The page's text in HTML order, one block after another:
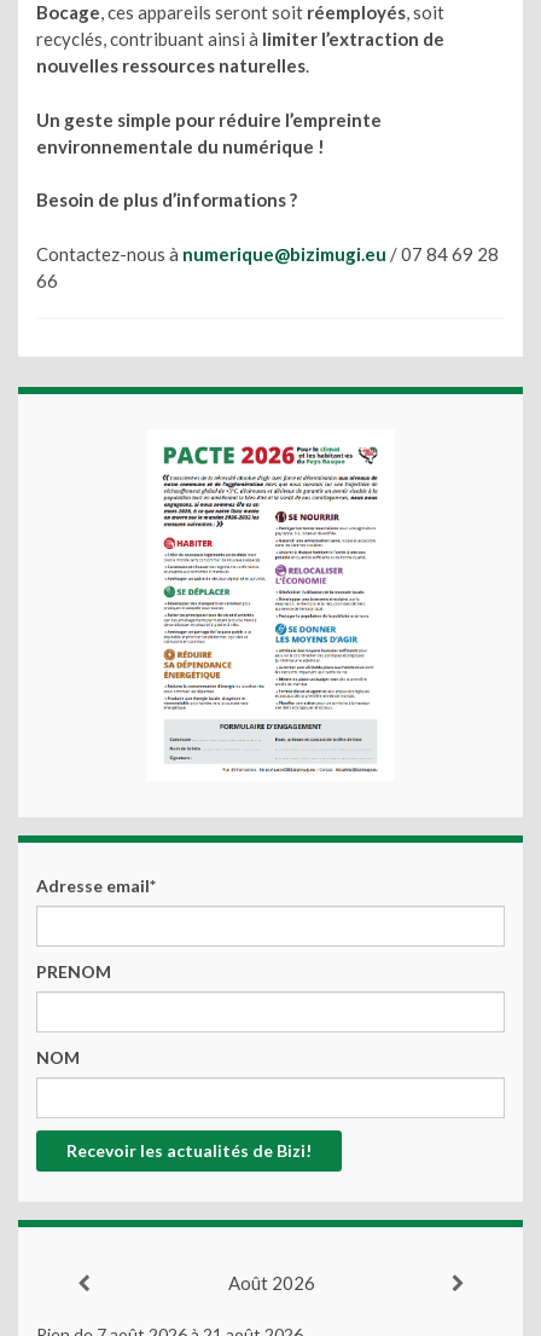
Bocage, ces appareils seront soit réemployés, soit
recyclés, contribuant ainsi à limiter l’extraction de
nouvelles ressources naturelles.
Un geste simple pour réduire l’empreinte
environnementale du numérique !
Besoin de plus d’informations ?
Contactez-nous à numerique@bizimugi.eu / 07 84 69 28
66
Adresse email*
PRENOM
NOM
Août 2026